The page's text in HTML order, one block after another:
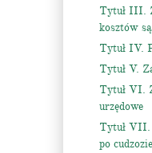
Tytuł III.
kosztów
Tytuł IV.
Tytuł V.
Tytuł VI.
urzędowe
Tytuł VII.
po